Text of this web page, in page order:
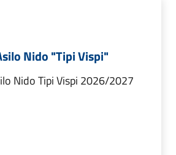
Nido "Tipi Vispi"
Nido Tipi Vispi 2026/2027